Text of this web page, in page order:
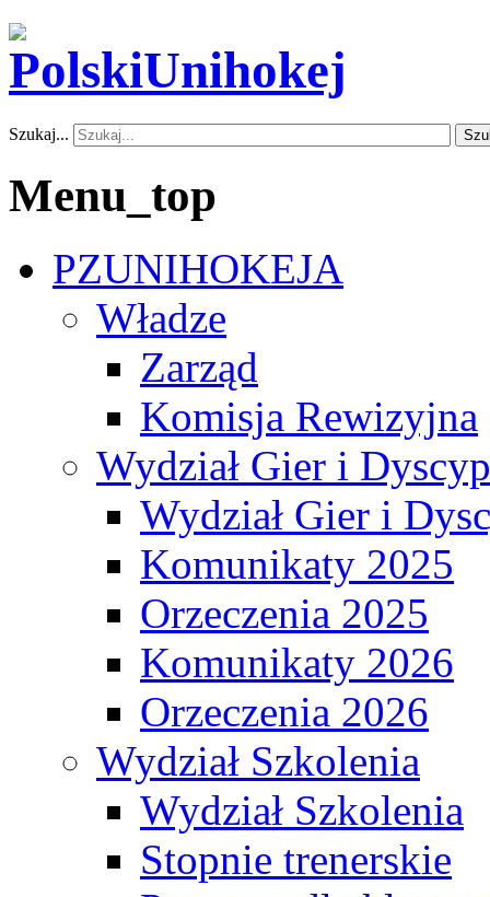
Szukaj...
Menu_top
PZUNIHOKEJA
Władze
Zarząd
Komisja Rewizyjna
Wydział Gier i
Wydział Gier i
Komunikaty 2025
Orzeczenia 2025
Komunikaty 2026
Orzeczenia 2026
Wydział Szkolenia
Wydział Szkolenia
Stopnie trenerskie